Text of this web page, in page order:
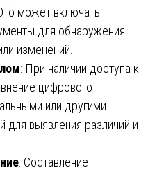
может включать
для обнаружения
изменений.
: При наличии доступа к
цифрового
или другими
для выявления различий и
: Составление